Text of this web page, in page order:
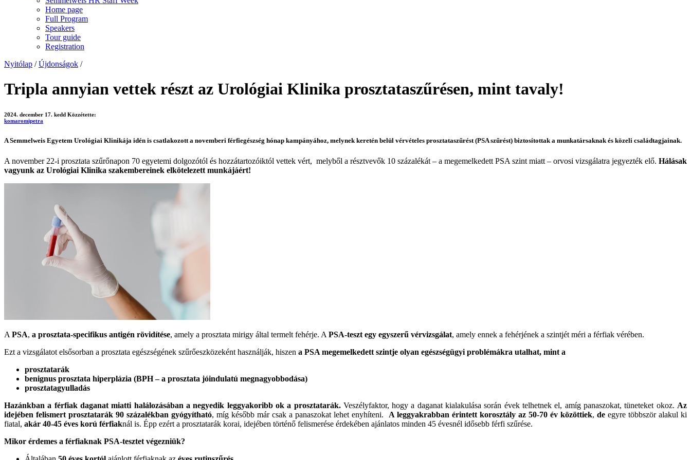
Home page
Full Program
Speakers
Tour guide
Registration
Nyitólap / Újdonságok /
Tripla annyian vettek részt az Urológiai Klinika prosztataszűrésen, mint tavaly!
2024. december 17. kedd Közzétette:
komaromipetra
A Semmelweis Egyetem Urológiai Klinikája idén is csatlakozott a novemberi férfiegészség hónap kampányához, melynek keretén belül vérvételes prosztataszűrést (PSA szűrést) biztosítottak a munkatársaknak és közeli családtagjainak.
A november 22-i prosztata szűrőnapon 70 egyetemi dolgozótól és hozzátartozóiktól vettek vért, melyből a résztvevők 10 százalékát – a megemelkedett PSA szint miatt – orvosi vizsgálatra jegyezték elő. Hálásak
vagyunk az Urológiai Klinika szakembereinek elkötelezett munkájáért!
A PSA, a prosztata-specifikus antigén rövidítése, amely a prosztata mirigy által termelt fehérje. A PSA-teszt egy egyszerű vérvizsgálat, amely ennek a fehérjének a szintjét méri a férfiak vérében.
Ezt a vizsgálatot elsősorban a prosztata egészségének szűrőeszközeként használják, hiszen a PSA megemelkedett szintje olyan egészségügyi problémákra utalhat, mint a
prosztatarák
benignus prosztata hiperplázia (BPH – a prosztata jóindulatú megnagyobbodása)
prosztatagyulladás
Hazánkban a férfiak daganat miatti halálozásában a negyedik leggyakoribb ok a prosztatarák.Veszélyfaktor, hogy a daganat kialakulása során évek telhetnek el, amíg panaszokat, tüneteket okoz. Az
idejében felismert prosztatarák 90 százalékban gyógyítható, míg később már csak a panaszokat lehet enyhíteni. A leggyakrabban érintett korosztály az 50-70 év közöttiek, de egyre többször alakul ki
fiatal, akár 40-45 éves korú férfiaknál is. Épp ezért a prosztatarák korai, idejében történő felismerése érdekében ajánlatos minden 45 évesnél idősebb férfi szűrése.
Mikor érdemes a férfiaknak PSA-tesztet végezniük?